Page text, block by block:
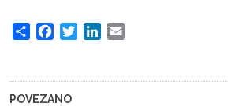
Share FacebookTwitterLinkedIn
POVEZANO